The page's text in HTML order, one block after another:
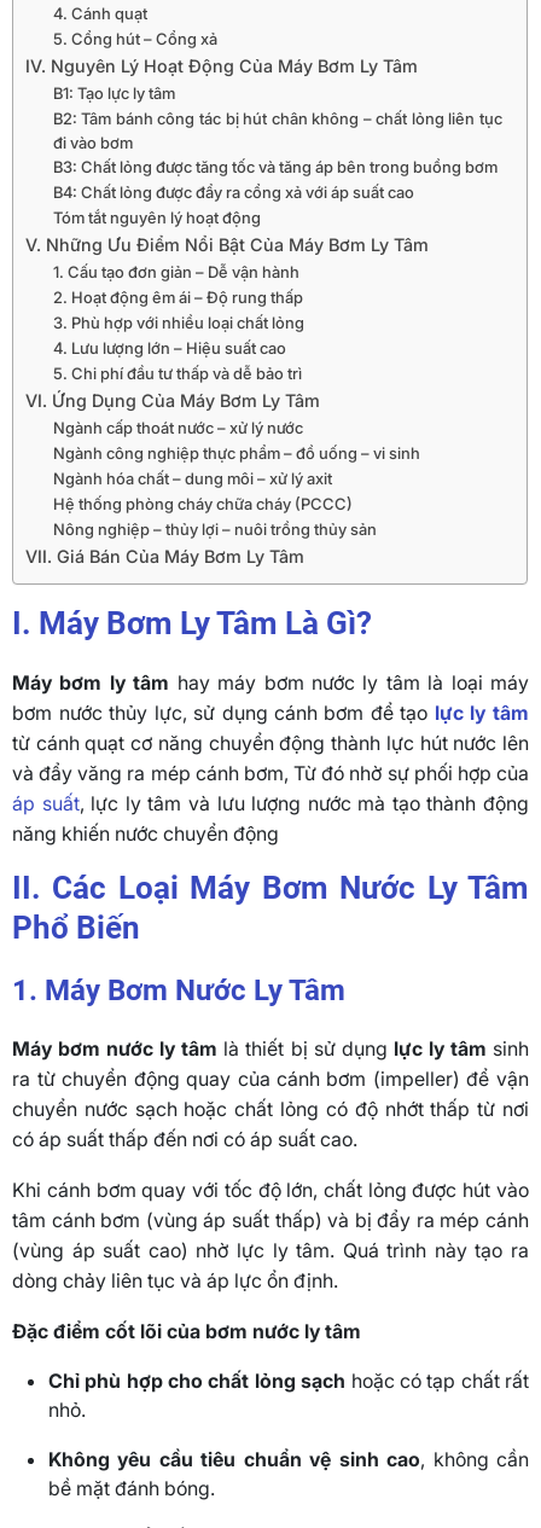
4. Cánh quạt
5. Cổng hút – Cổng xả
IV. Nguyên Lý Hoạt Động Của Máy Bơm Ly Tâm
B1: Tạo lực ly tâm
B2: Tâm bánh công tác bị hút chân không – chất lỏng liên tục
đi vào bơm
B3: Chất lỏng được tăng tốc và tăng áp bên trong buồng bơm
B4: Chất lỏng được đẩy ra cổng xả với áp suất cao
Tóm tắt nguyên lý hoạt động
V. Những Ưu Điểm Nổi Bật Của Máy Bơm Ly Tâm
1. Cấu tạo đơn giản – Dễ vận hành
2. Hoạt động êm ái – Độ rung thấp
3. Phù hợp với nhiều loại chất lỏng
4. Lưu lượng lớn – Hiệu suất cao
5. Chi phí đầu tư thấp và dễ bảo trì
VI. Ứng Dụng Của Máy Bơm Ly Tâm
Ngành cấp thoát nước – xử lý nước
Ngành công nghiệp thực phẩm – đồ uống – vi sinh
Ngành hóa chất – dung môi – xử lý axit
Hệ thống phòng cháy chữa cháy (PCCC)
Nông nghiệp – thủy lợi – nuôi trồng thủy sản
VII. Giá Bán Của Máy Bơm Ly Tâm
I. Máy Bơm Ly Tâm Là Gì?
Máy bơm ly tâm hay máy bơm nước ly tâm là loại máy
bơm nước thủy lực, sử dụng cánh bơm để tạo lực ly tâm
từ cánh quạt cơ năng chuyển động thành lực hút nước lên
và đẩy văng ra mép cánh bơm, Từ đó nhờ sự phối hợp của
áp suất, lực ly tâm và lưu lượng nước mà tạo thành động
năng khiến nước chuyển động
II. Các Loại Máy Bơm Nước Ly Tâm
Phổ Biến
1. Máy Bơm Nước Ly Tâm
Máy bơm nước ly tâm là thiết bị sử dụng lực ly tâm sinh
ra từ chuyển động quay của cánh bơm (impeller) để vận
chuyển nước sạch hoặc chất lỏng có độ nhớt thấp từ nơi
có áp suất thấp đến nơi có áp suất cao.
Khi cánh bơm quay với tốc độ lớn, chất lỏng được hút vào
tâm cánh bơm (vùng áp suất thấp) và bị đẩy ra mép cánh
(vùng áp suất cao) nhờ lực ly tâm. Quá trình này tạo ra
dòng chảy liên tục và áp lực ổn định.
Đặc điểm cốt lõi của bơm nước ly tâm
Chỉ phù hợp cho chất lỏng sạch hoặc có tạp chất rất
nhỏ.
Không yêu cầu tiêu chuẩn vệ sinh cao, không cần
bề mặt đánh bóng.